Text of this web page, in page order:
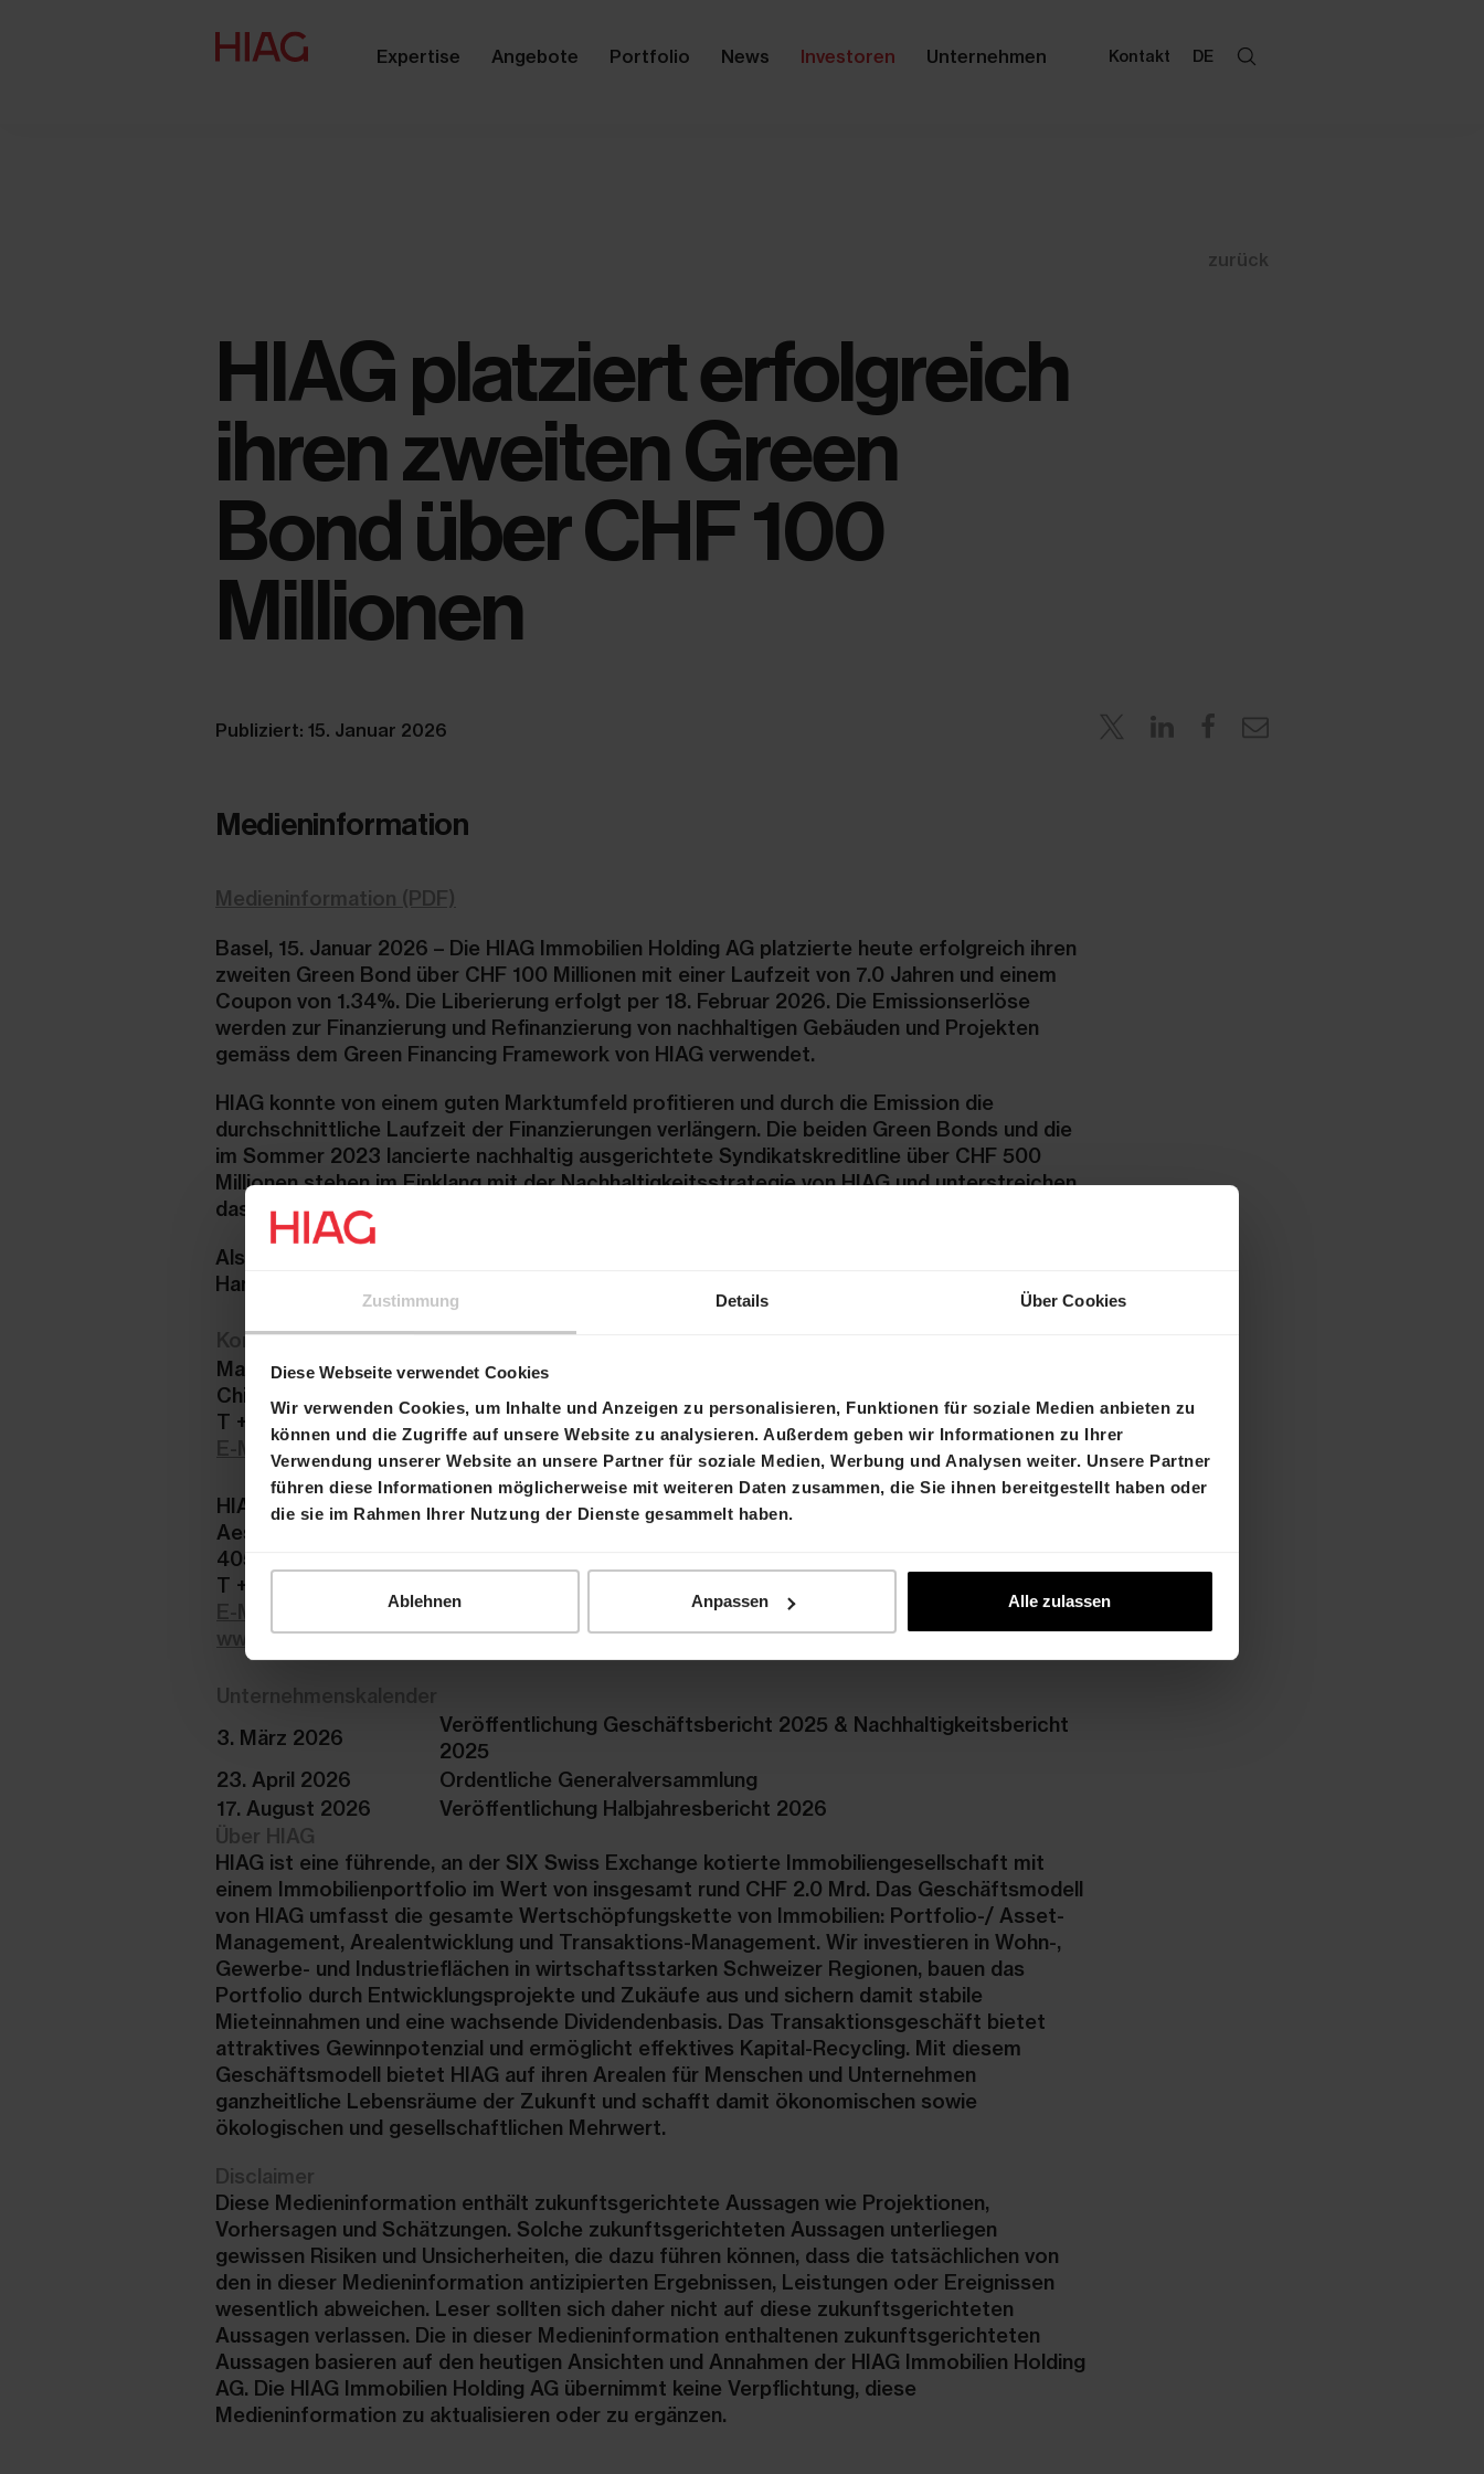
Zustimmung Details Über Cookies
Diese Webseite verwendet Cookies
Wir verwenden Cookies, um Inhalte und Anzeigen zu personalisieren, Funktionen für soziale Medien anbieten zu
können und die Zugriffe auf unsere Website zu analysieren. Außerdem geben wir Informationen zu Ihrer
Verwendung unserer Website an unsere Partner für soziale Medien, Werbung und Analysen weiter. Unsere Partner
führen diese Informationen möglicherweise mit weiteren Daten zusammen, die Sie ihnen bereitgestellt haben oder
die sie im Rahmen Ihrer Nutzung der Dienste gesammelt haben.
Ablehnen Anpassen Alle zulassen
Expertise Angebote Portfolio News Investoren Unternehmen Kontakt DE
zurück
HIAG platziert erfolgreich
ihren zweiten Green
Bond über CHF 100
Millionen
Publiziert: 15. Januar 2026
Medieninformation
Medieninformation (PDF)
Basel, 15. Januar 2026 – Die HIAG Immobilien Holding AG platzierte heute erfolgreich ihren
zweiten Green Bond über CHF 100 Millionen mit einer Laufzeit von 7.0 Jahren und einem
Coupon von 1.34%. Die Liberierung erfolgt per 18. Februar 2026. Die Emissionserlöse
werden zur Finanzierung und Refinanzierung von nachhaltigen Gebäuden und Projekten
gemäss dem Green Financing Framework von HIAG verwendet.
HIAG konnte von einem guten Marktumfeld profitieren und durch die Emission die
durchschnittliche Laufzeit der Finanzierungen verlängern. Die beiden Green Bonds und die
im Sommer 2023 lancierte nachhaltig ausgerichtete Syndikatskreditline über CHF 500
Millionen stehen im Einklang mit der Nachhaltigkeitsstrategie von HIAG und unterstreichen
das Bewusstsein für die Verantwortung gegenüber Gesellschaft und Umwelt.
Als Joint Lead Manager fungierten Raiffeisen Schweiz und die Basler Kantonalbank. Der
Handel des Green Bonds an der SIX Swiss Exchange ist beantragt.
Kontakt
Marco Feusi
Chief Executive Officer
T +41 61 606 55 00
E-Mail
Chief Financial Officer
T +41 61 606 55 00
E-Mail
HIAG Immobilien Holding AG
Aeschenplatz 7
4052 Basel
T +41 61 606 55 00
E-Mail
www.hiag.com
Unternehmenskalender
3. März 2026
Veröffentlichung Geschäftsbericht 2025 & Nachhaltigkeitsbericht
2025
23. April 2026
Ordentliche Generalversammlung
17. August 2026
Veröffentlichung Halbjahresbericht 2026
Über HIAG
HIAG ist eine führende, an der SIX Swiss Exchange kotierte Immobiliengesellschaft mit
einem Immobilienportfolio im Wert von insgesamt rund CHF 2.0 Mrd. Das Geschäftsmodell
von HIAG umfasst die gesamte Wertschöpfungskette von Immobilien: Portfolio-/ Asset-
Management, Arealentwicklung und Transaktions-Management. Wir investieren in Wohn-,
Gewerbe- und Industrieflächen in wirtschaftsstarken Schweizer Regionen, bauen das
Portfolio durch Entwicklungsprojekte und Zukäufe aus und sichern damit stabile
Mieteinnahmen und eine wachsende Dividendenbasis. Das Transaktionsgeschäft bietet
attraktives Gewinnpotenzial und ermöglicht effektives Kapital-Recycling. Mit diesem
Geschäftsmodell bietet HIAG auf ihren Arealen für Menschen und Unternehmen
ganzheitliche Lebensräume der Zukunft und schafft damit ökonomischen sowie
ökologischen und gesellschaftlichen Mehrwert.
Disclaimer
Diese Medieninformation enthält zukunftsgerichtete Aussagen wie Projektionen,
Vorhersagen und Schätzungen. Solche zukunftsgerichteten Aussagen unterliegen
gewissen Risiken und Unsicherheiten, die dazu führen können, dass die tatsächlichen von
den in dieser Medieninformation antizipierten Ergebnissen, Leistungen oder Ereignissen
wesentlich abweichen. Leser sollten sich daher nicht auf diese zukunftsgerichteten
Aussagen verlassen. Die in dieser Medieninformation enthaltenen zukunftsgerichteten
Aussagen basieren auf den heutigen Ansichten und Annahmen der HIAG Immobilien Holding
AG. Die HIAG Immobilien Holding AG übernimmt keine Verpflichtung, diese
Medieninformation zu aktualisieren oder zu ergänzen.